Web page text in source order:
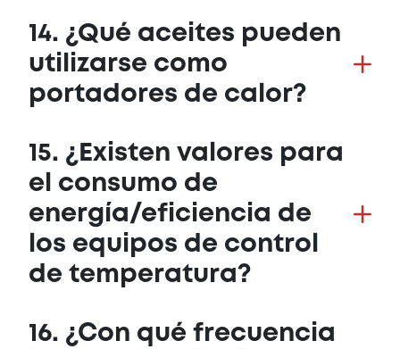
14. ¿Qué aceites pueden
utilizarse como
portadores de calor?
15. ¿Existen valores para
el consumo de
energía/eficiencia de
los equipos de control
de temperatura?
16. ¿Con qué frecuencia